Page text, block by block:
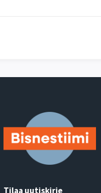
Tilaa uutiskirje